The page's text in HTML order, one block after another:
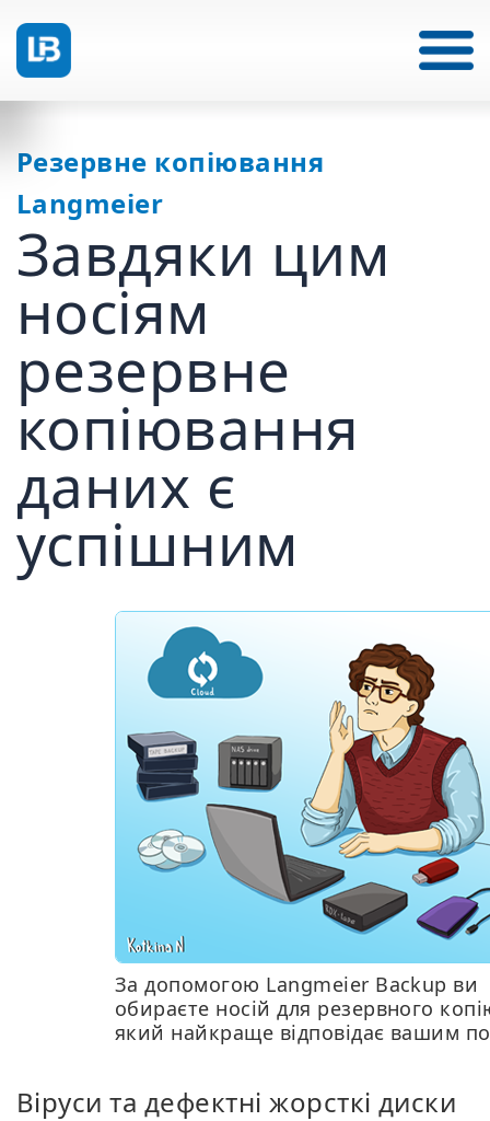
Резервне копіювання
Langmeier
Завдяки цим
носіям
резервне
копіювання
даних є
успішним
За допомогою Langmeier Backup ви
обираєте носій для резервного
який найкраще відповідає вашим
Віруси та дефектні жорсткі диски